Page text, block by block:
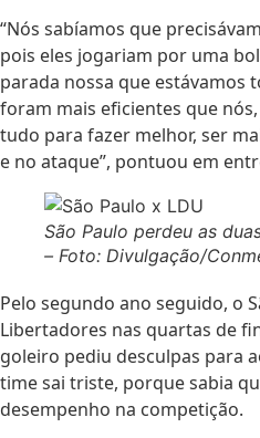
“Nós sabíamos que
pois eles jogariam por uma
parada nossa que estávamos
foram mais eficientes que
tudo para fazer melhor, ser
e no ataque”, pontuou em
São Paulo perdeu as
– Foto: Divulgação/
Pelo segundo ano seguido, o
Libertadores nas quartas de
goleiro pediu desculpas para
time sai triste, porque sabia
desempenho na competição.